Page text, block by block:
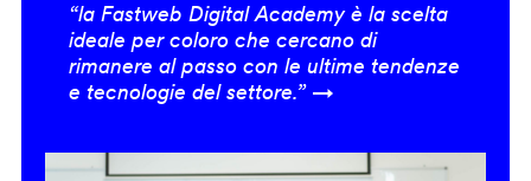
“la Fastweb Digital Academy è la scelta
ideale per coloro che cercano di
rimanere al passo con le ultime tendenze
e tecnologie del settore.” →